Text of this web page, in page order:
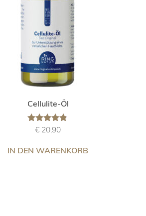
Cellulite-Öl
Bewertet
von 5
€ 20,90
IN DEN WARENKORB